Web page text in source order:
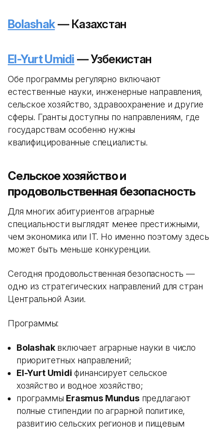
Bolashak— Казахстан
El-Yurt Umidi — Узбекистан
Обе программы регулярно включают
естественные науки, инженерные направления,
сельское хозяйство, здравоохранение и другие
сферы. Гранты доступны по направлениям, где
государствам особенно нужны
квалифицированные специалисты.
Сельское хозяйство и
продовольственная безопасность
Для многих абитуриентов аграрные
специальности выглядят менее престижными,
чем экономика или IT. Но именно поэтому здесь
может быть меньше конкуренции.
Сегодня продовольственная безопасность —
одно из стратегических направлений для стран
Центральной Азии.
Программы:
Bolashakвключает аграрные науки в число
приоритетных направлений;
El-Yurt Umidi финансирует сельское
хозяйство и водное хозяйство;
программы Erasmus Mundusпредлагают
полные стипендии по аграрной политике,
развитию сельских регионов и пищевым